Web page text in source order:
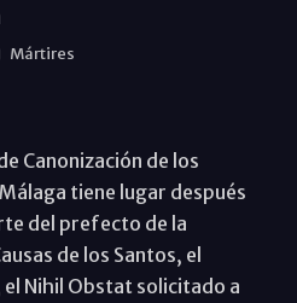
Mártires
Canonización de los
tiene lugar después
del prefecto de la
de los Santos, el
Nihil Obstat solicitado a